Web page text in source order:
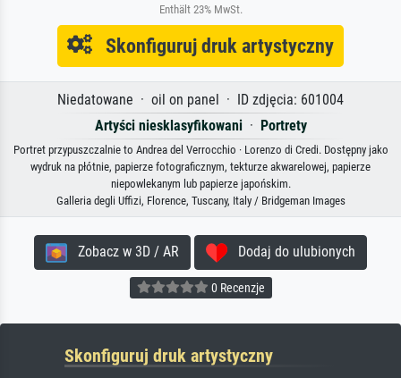
Enthält 23% MwSt.
Skonfiguruj druk artystyczny
Niedatowane · oil on panel · ID zdjęcia: 601004
Artyści niesklasyfikowani· Portrety
Portret przypuszczalnie to Andrea del Verrocchio · Lorenzo di Credi. Dostępny jako
wydruk na płótnie, papierze fotograficznym, tekturze akwarelowej, papierze
niepowlekanym lub papierze japońskim.
Galleria degli Uffizi, Florence, Tuscany, Italy / Bridgeman Images
Zobacz w 3D / AR Dodaj do ulubionych
0 Recenzje
Skonfiguruj druk artystyczny